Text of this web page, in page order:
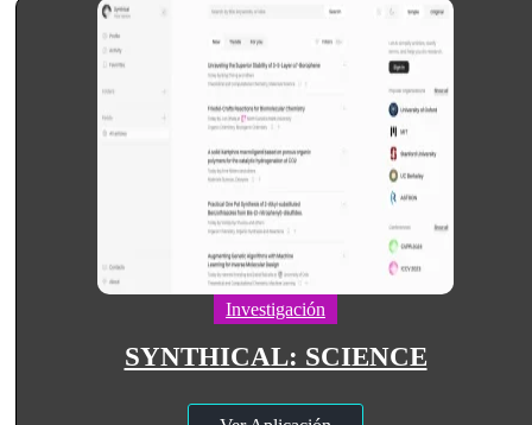
Investigación
SYNTHICAL: SCIENCE